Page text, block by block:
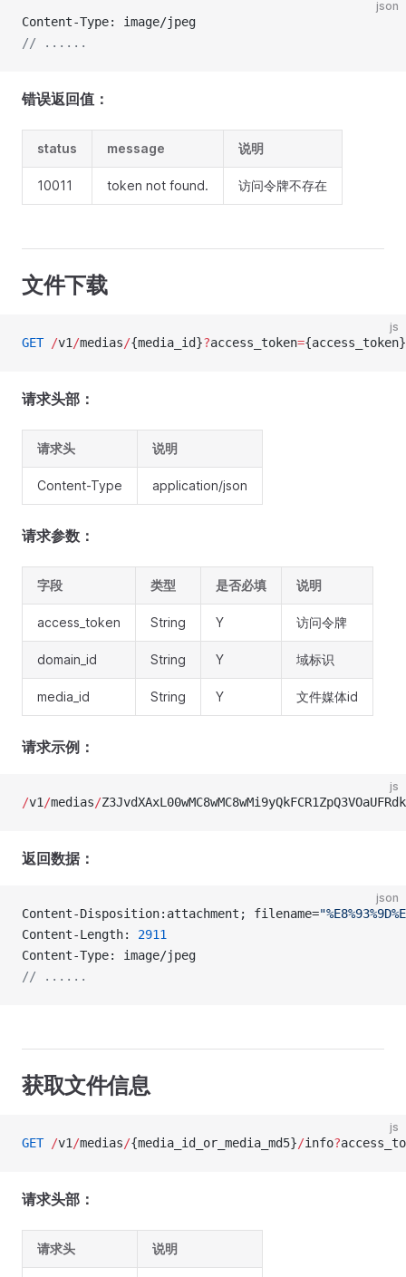
json
Content-Type: image/jpeg
// ......
错误返回值：
status message 说明
10011 token not found. 访问令牌不存在
文件下载
js
GET /v1 /medias/{media_id}?access_token={access_token}
请求头部：
请求头 说明
Content-Type application/json
请求参数：
字段 类型 是否必填 说明
access_token String Y 访问令牌
domain_id String Y 域标识
media_id String Y 文件媒体id
请求示例：
js
/v1 /medias/
返回数据：
json
Content-Disposition:attachment; filename=
Content-Length: 2911
Content-Type: image/jpeg
// ......
获取文件信息
js
GET /v1 /medias/{media_id_or_media_md5}/info?
请求头部：
请求头 说明